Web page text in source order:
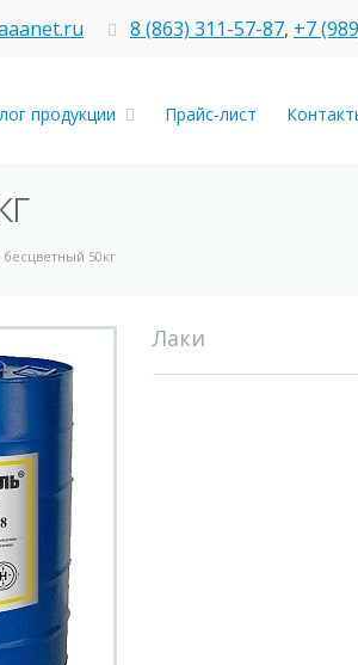
8 (863) 311-57-87, +7
продукции Прайс-лист
50кг
Лаки